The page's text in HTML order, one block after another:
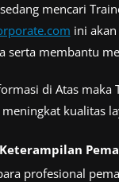
mencari
ini
serta membantu
di Atas
kualitas
profesional